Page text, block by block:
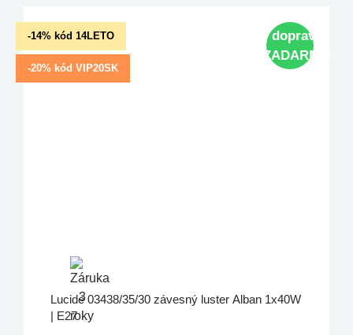
-14% kód 14LETO
-20% kód VIP20SK
doprava
ZADARMO
Lucide 03438/35/30 závesný luster Alban 1x40W
| E27